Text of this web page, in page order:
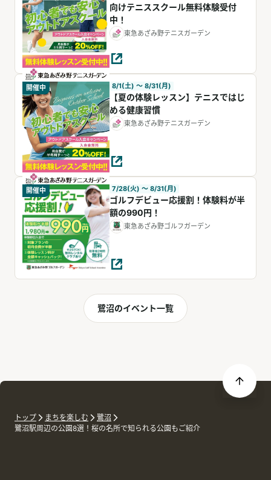
向けテニススクール無料体験受付
中！
東急あざみ野テニスガーデン
開催中 8/1(土) 〜 8/31(月)
【夏の体験レッスン】テニスではじ
める健康習慣
東急あざみ野テニスガーデン
開催中 7/28(火) 〜 8/31(月)
ゴルフデビュー応援割！体験料が半
額の990円！
東急あざみ野ゴルフガーデン
鷺沼のイベント一覧
トップ まちを楽しむ
鷺沼
鷺沼駅周辺の公園8選！桜の名所で知られる公園もご紹介